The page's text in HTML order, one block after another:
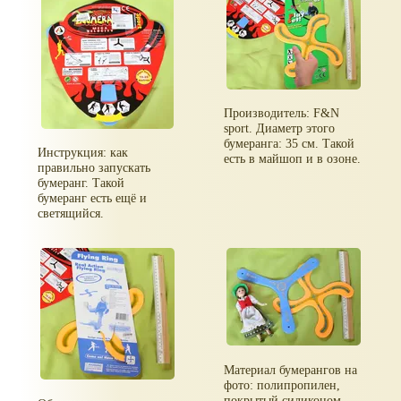
Инструкция: как
правильно запускать
бумеранг. Такой
бумеранг есть ещё и
светящийся.
Производитель: F&N
sport. Диаметр этого
бумеранга: 35 см. Такой
есть в майшоп и в озоне.
Материал бумерангов на
фото: полипропилен,